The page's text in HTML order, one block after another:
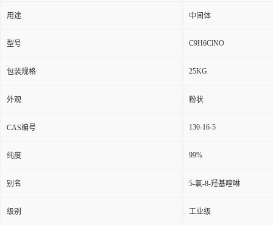
用途 中间体
型号 C9H6ClNO
包装规格 25KG
外观 粉状
CAS编号 130-16-5
纯度 99%
别名 5-氯-8-羟基喹啉
级别 工业级